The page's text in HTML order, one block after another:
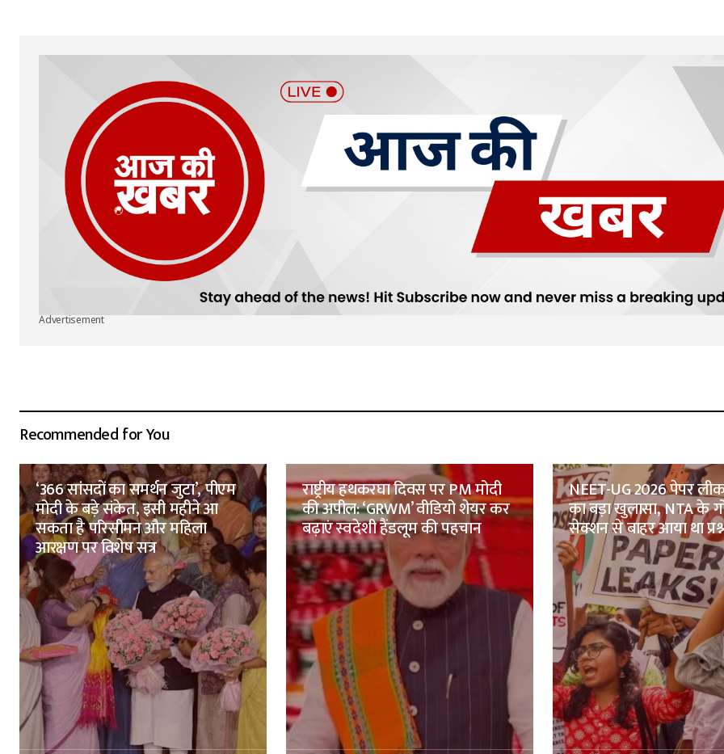
Advertisement
Recommended for You
‘366 सांसदों का समर्थन जुटा’, पीएम
मोदी के बड़े संकेत, इसी महीने आ
सकता है परिसीमन और महिला
आरक्षण पर विशेष सत्र
राष्ट्रीय हथकरघा दिवस पर PM मोदी
की अपील: ‘GRWM’ वीडियो शेयर कर
बढ़ाएं स्वदेशी हैंडलूम की पहचान
NEET-UG 2026 पेपर
का बड़ा खुलासा, NTA के
सेक्शन से बाहर आया था